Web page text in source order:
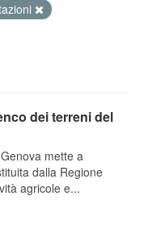
dei terreni del
mette a
dalla Regione
agricole e...